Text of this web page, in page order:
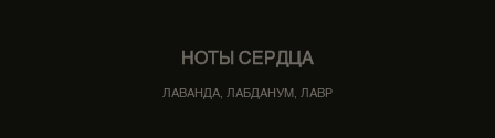
НОТЫ СЕРДЦА
ЛАВАНДА, ЛАБДАНУМ, ЛАВР